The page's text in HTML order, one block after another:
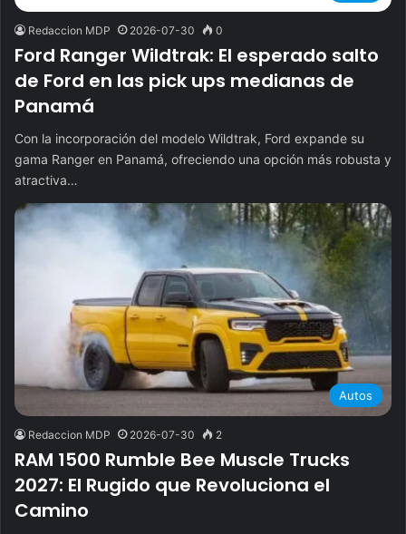
Redaccion MDP 2026-07-30 0
Ford Ranger Wildtrak: El esperado salto
de Ford en las pick ups medianas de
Panamá
Con la incorporación del modelo Wildtrak, Ford expande su
gama Ranger en Panamá, ofreciendo una opción más robusta y
atractiva…
Autos
Redaccion MDP 2026-07-30 2
RAM 1500 Rumble Bee Muscle Trucks
2027: El Rugido que Revoluciona el
Camino